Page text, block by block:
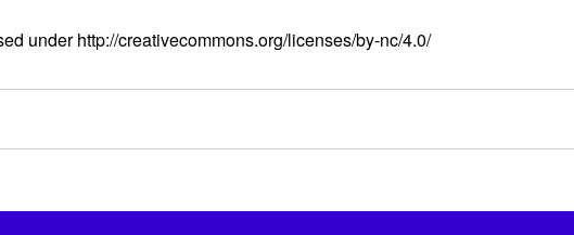
under http://creativecommons.org/licenses/by-nc/4.0/